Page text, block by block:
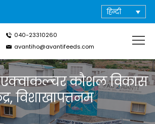
हिन्दी
040-23310260
avantiho@avantifeeds.com
कौशल विकास
विशाखापत्तनम